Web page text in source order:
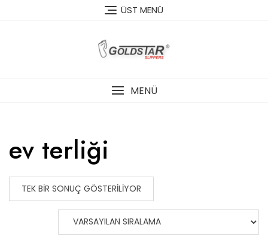
ÜST MENÜ
MENÜ
ev terliği
TEK BIR SONUÇ GÖSTERILIYOR